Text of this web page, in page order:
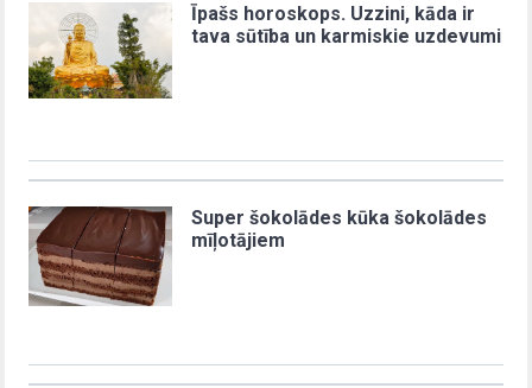
Īpašs horoskops. Uzzini, kāda ir
tava sūtība un karmiskie uzdevumi
Super šokolādes kūka šokolādes
mīļotājiem